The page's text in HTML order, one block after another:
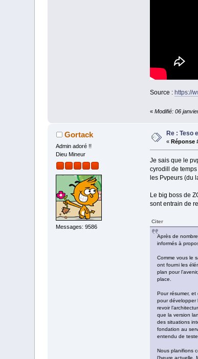
Source : https://
« Modifié: 06
Gortack
Admin adoré !!
Dieu Mineur
Messages: 9586
Re : Teso
« Réponse
Je sais que le
cyrodill de
les Pvpeurs (du
Le big boss de
sont entrain de
Citer
Après de
informés à
Comme vous le
ont fourni les
plan pour
place.
Pour résumer,
pour développer
revoir
que la version
des situations
fondation au
entendu de
Nous planifions